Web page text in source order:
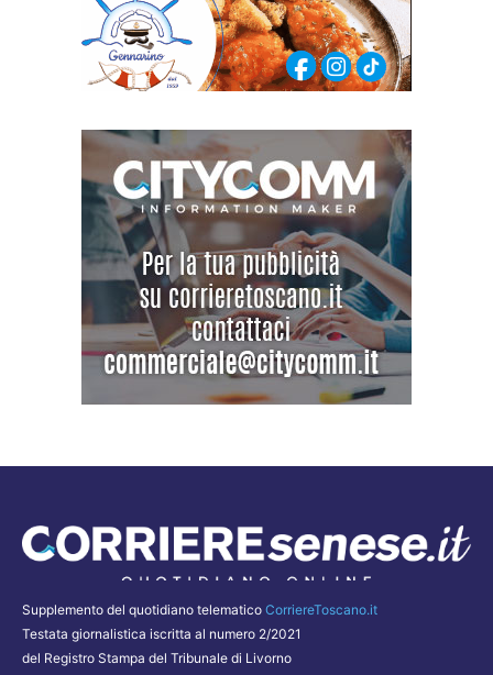
Supplemento del quotidiano telematico CorriereToscano.it
Testata giornalistica iscritta al numero 2/2021
del Registro Stampa del Tribunale di Livorno